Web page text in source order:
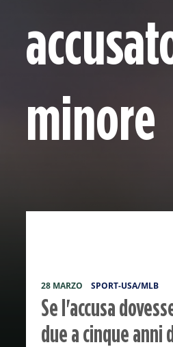
minore
28 MARZO SPORT-USA/MLB
Se l'accusa
due a cinque anni